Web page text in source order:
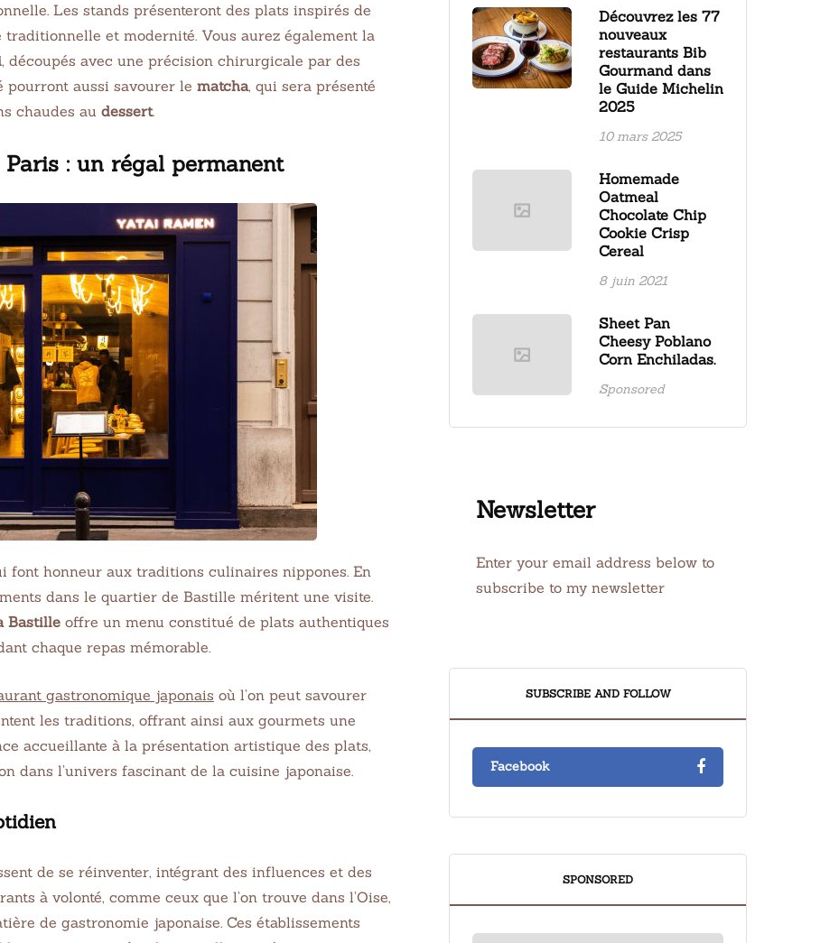
Les stands présenteront des plats inspirés de
et modernité. Vous aurez également la
, découpés avec une précision chirurgicale par des
pourront aussi savourer le matcha, qui sera présenté
chaudes au dessert.
: un régal permanent
font honneur aux traditions culinaires nippones. En
dans le quartier de Bastille méritent une visite.
Bastille offre un menu constitué de plats authentiques
chaque repas mémorable.
gastronomique japonais où l’on peut savourer
les traditions, offrant ainsi aux gourmets une
accueillante à la présentation artistique des plats,
dans l’univers fascinant de la cuisine japonaise.
de se réinventer, intégrant des influences et des
à volonté, comme ceux que l’on trouve dans l’Oise,
de gastronomie japonaise. Ces établissements
Découvrez les 77
nouveaux
restaurants Bib
Gourmand dans
le Guide Michelin
2025
10 mars 2025
Homemade
Oatmeal
Chocolate Chip
Cookie Crisp
Cereal
8 juin 2021
Sheet Pan
Cheesy Poblano
Corn Enchiladas.
Sponsored
Newsletter
Enter your email address below to
subscribe to my newsletter
SUBSCRIBE AND FOLLOW
Facebook
SPONSORED